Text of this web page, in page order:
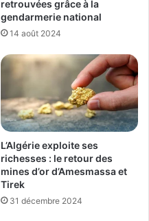
retrouvées grâce à la
gendarmerie national
14 août 2024
L’Algérie exploite ses
richesses : le retour des
mines d’or d’Amesmassa et
Tirek
31 décembre 2024